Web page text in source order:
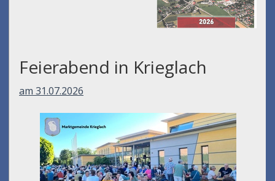
Feierabend in Krieglach
am 31.07.2026